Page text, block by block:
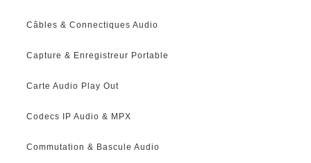
Câbles & Connectiques Audio
Capture & Enregistreur Portable
Carte Audio Play Out
Codecs IP Audio & MPX
Commutation & Bascule Audio